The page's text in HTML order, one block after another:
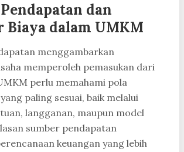
dan
dalam UMKM
menggambarkan
memperoleh pemasukan dari
perlu memahami pola
paling sesuai, baik melalui
langganan, maupun model
sumber pendapatan
keuangan yang lebih